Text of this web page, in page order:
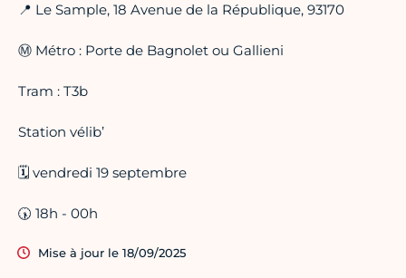
📍 Le Sample, 18 Avenue de la République, 93170
Ⓜ️ Métro : Porte de Bagnolet ou Gallieni
Tram : T3b
Station vélib’
🗓️ vendredi 19 septembre
🕠 18h - 00h
Mise à jour le 18/09/2025